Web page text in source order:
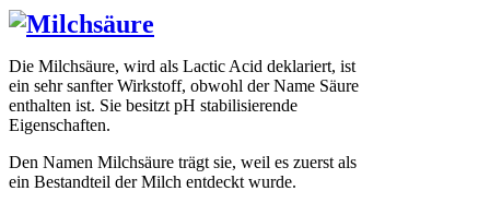
Die Milchsäure, wird als Lactic Acid deklariert, ist
ein sehr sanfter Wirkstoff, obwohl der Name Säure
enthalten ist. Sie besitzt pH stabilisierende
Eigenschaften.
Den Namen Milchsäure trägt sie, weil es zuerst als
ein Bestandteil der Milch entdeckt wurde.